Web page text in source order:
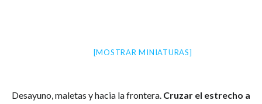
[MOSTRAR MINIATURAS]
Desayuno, maletas y hacia la frontera. Cruzar el estrecho a